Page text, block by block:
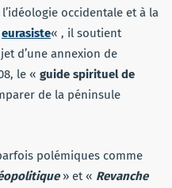
occidentale et à la
eurasiste« , il soutient
d’une annexion de
le « guide spirituel de
de la péninsule
polémiques comme
» et « Revanche